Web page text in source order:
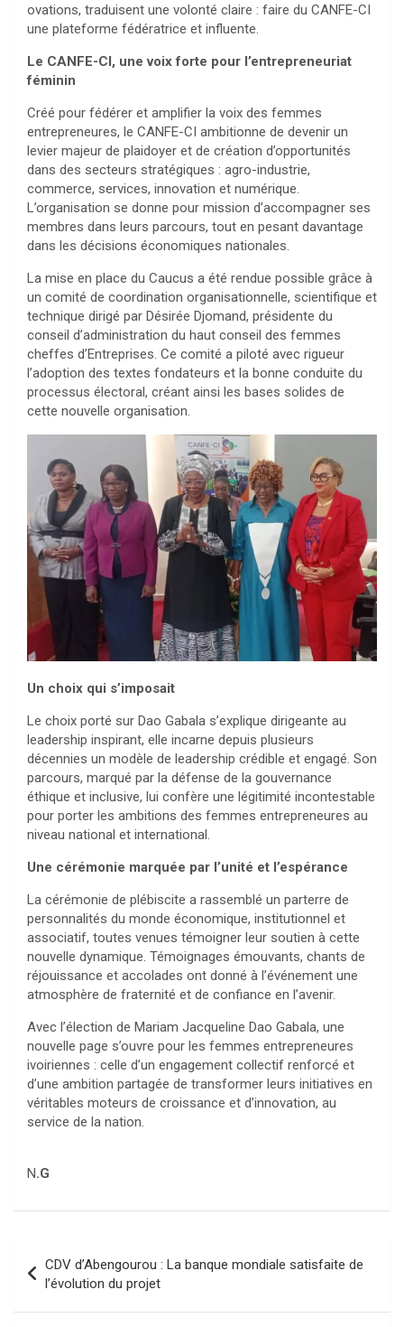
ovations, traduisent une volonté claire : faire du CANFE-CI
une plateforme fédératrice et influente.
Le CANFE-CI, une voix forte pour l’entrepreneuriat
féminin
Créé pour fédérer et amplifier la voix des femmes
entrepreneures, le CANFE-CI ambitionne de devenir un
levier majeur de plaidoyer et de création d’opportunités
dans des secteurs stratégiques : agro-industrie,
commerce, services, innovation et numérique.
L’organisation se donne pour mission d’accompagner ses
membres dans leurs parcours, tout en pesant davantage
dans les décisions économiques nationales.
La mise en place du Caucus a été rendue possible grâce à
un comité de coordination organisationnelle, scientifique et
technique dirigé par Désirée Djomand, présidente du
conseil d’administration du haut conseil des femmes
cheffes d’Entreprises. Ce comité a piloté avec rigueur
l’adoption des textes fondateurs et la bonne conduite du
processus électoral, créant ainsi les bases solides de
cette nouvelle organisation.
Un choix qui s’imposait
Le choix porté sur Dao Gabala s’explique dirigeante au
leadership inspirant, elle incarne depuis plusieurs
décennies un modèle de leadership crédible et engagé. Son
parcours, marqué par la défense de la gouvernance
éthique et inclusive, lui confère une légitimité incontestable
pour porter les ambitions des femmes entrepreneures au
niveau national et international.
Une cérémonie marquée par l’unité et l’espérance
La cérémonie de plébiscite a rassemblé un parterre de
personnalités du monde économique, institutionnel et
associatif, toutes venues témoigner leur soutien à cette
nouvelle dynamique. Témoignages émouvants, chants de
réjouissance et accolades ont donné à l’événement une
atmosphère de fraternité et de confiance en l’avenir.
Avec l’élection de Mariam Jacqueline Dao Gabala, une
nouvelle page s’ouvre pour les femmes entrepreneures
ivoiriennes : celle d’un engagement collectif renforcé et
d’une ambition partagée de transformer leurs initiatives en
véritables moteurs de croissance et d’innovation, au
service de la nation.
N.G
de
l’article
CDV d’Abengourou : La banque mondiale satisfaite de
l’évolution du projet